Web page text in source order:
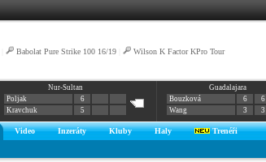
Babolat Pure Strike 100 16/19 Wilson K Factor KPro Tour
Nur-Sultan
Poljak
6
Kravchuk
5
Guadalajara
Bouzková
6
6
Wang
3 3
Video Inzeráty Kluby Haly
Trenéři